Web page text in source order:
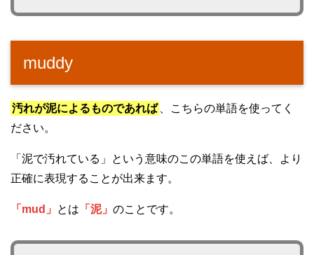
muddy
汚れが泥によるものであれば
、こちらの単語を使ってく
ださい。
「泥で汚れている」という意味のこの単語を使えば、より
正確に表現することが出来ます。
「mud」 とは 「泥」 のことです。